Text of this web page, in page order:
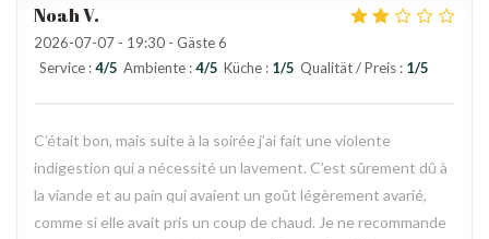
NoahV
2026-07-07 - 19:30 - Gäste 6
Service :4/5 Ambiente :4/5 Küche : 1/5 Qualität / Preis : 1/5
C’était bon, mais suite à la soirée j’ai fait une violente
indigestion qui a nécessité un lavement. C’est sûrement dû à
la viande et au pain qui avaient un goût légèrement avarié,
comme si elle avait pris un coup de chaud. Je ne recommande